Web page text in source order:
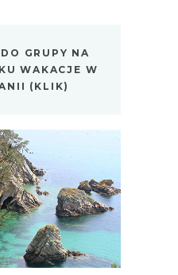
GRUPY NA
WAKACJE W
(KLIK)